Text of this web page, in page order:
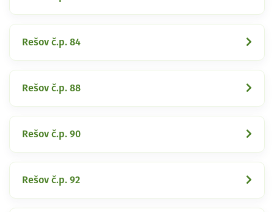
Rešov č.p. 84
Rešov č.p. 88
Rešov č.p. 90
Rešov č.p. 92